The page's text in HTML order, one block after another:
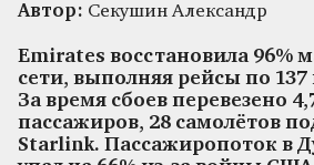
Автор: Секушин Александр
Emirates восстановила 96%
сети, выполняя рейсы по
За время сбоев перевезено
пассажиров, 28 самолётов
Starlink. Пассажиропоток в